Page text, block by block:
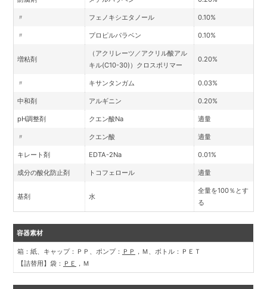
〃 フェノキシエタノール 0.10%
〃 プロピルパラベン 0.10%
増粘剤
（アクリレーツ／アクリル酸アル
キル(C10-30)）クロスポリマー
0.20%
〃 キサンタンガム 0.03%
中和剤 アルギニン 0.20%
pH調整剤 クエン酸Na 適量
〃 クエン酸 適量
キレート剤 EDTA-2Na 0.01%
成分の酸化防止剤 トコフェロール 適量
基剤 水
全量を100％とす
る
容器素材
箱：紙、キャップ：ＰＰ、ポンプ： ＰＰ ，Ｍ、ボトル：ＰＥＴ
【詰替用】袋： ＰＥ ，Ｍ